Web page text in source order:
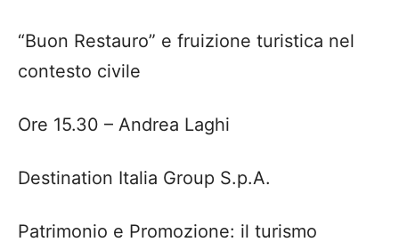
“Buon Restauro” e fruizione turistica nel
contesto civile
Ore 15.30 – Andrea Laghi
Destination Italia Group S.p.A.
Patrimonio e Promozione: il turismo